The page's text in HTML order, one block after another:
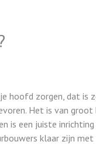
hoofd zorgen, dat
Het is van
een juiste
klaar zijn